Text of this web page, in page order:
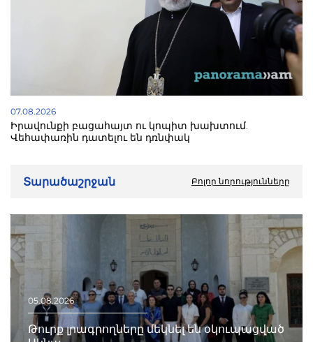
07.08.2026
Իրավունքի բացահայտ ու կոպիտ խախտում.
Վեհափառին դատելու են դռնփակ
Տարածաշրջան Բոլոր նորությունները
05.08.2026
Թուրք լրագրողները մեկնել են օկուպացված